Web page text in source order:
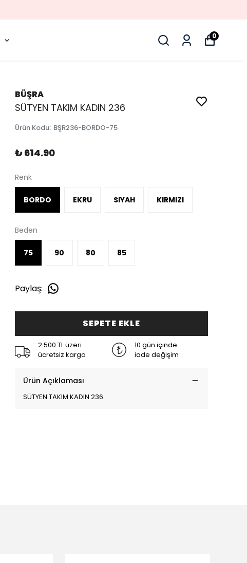
0
BÜŞRA
SÜTYEN TAKIM KADIN 236
Ürün Kodu: BŞR236-BORDO-75
₺ 614.90
Renk
BORDO EKRU SIYAH KIRMIZI
Beden
75 90 80 85
Paylaş:
SEPETE EKLE
2.500 TL üzeri
ücretsiz kargo
10 gün içinde
iade değişim
Ürün Açıklaması
SÜTYEN TAKIM KADIN 236